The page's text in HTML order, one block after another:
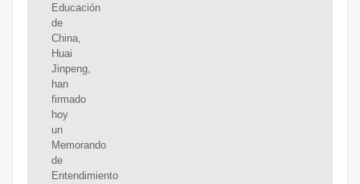
Educación
de
China,
Huai
Jinpeng,
han
firmado
hoy
un
Memorando
de
Entendimiento